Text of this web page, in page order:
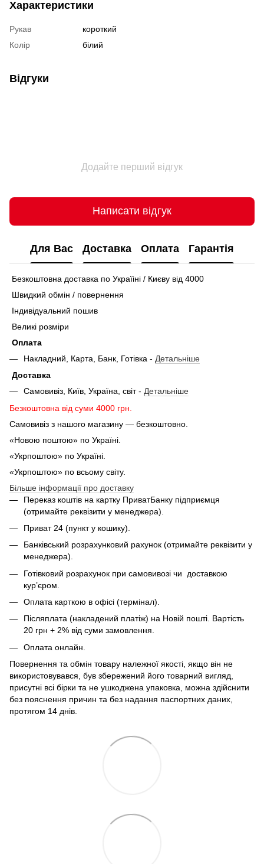
Характеристики
Рукав
короткий
Колір
білий
Відгуки
Додайте перший відгук
Написати відгук
Для Вас Доставка Оплата Гарантія
Безкоштовна доставка по Україіні / Києву від 4000
Швидкий обмін / повернення
Індивідуальний пошив
Великі розміри
Оплата
Накладний, Карта, Банк, Готівка - Детальніше
Доставка
Самовивіз, Київ, Україна, світ - Детальніше
Безкоштовна від суми 4000 грн.
Самовивіз з нашого магазину — безкоштовно.
«Новою поштою» по Україні.
«Укрпоштою» по Україні.
«Укрпоштою» по всьому світу.
Більше інформації про доставку
Переказ коштів на картку ПриватБанку підприємця
(отримайте реквізити у менеджера).
Приват 24 (пункт у кошику).
Банківський розрахунковий рахунок (отримайте реквізити у
менеджера).
Готівковий розрахунок при самовивозі чи доставкою
кур’єром.
Оплата карткою в офісі (термінал).
Післяплата (накладений платіж) на Новій пошті. Вартість
20 грн + 2% від суми замовлення.
Оплата онлайн.
Повернення та обмін товару належної якості, якщо він не
використовувався, був збережений його товарний вигляд,
присутні всі бірки та не ушкоджена упаковка, можна здійснити
без пояснення причин та без надання паспортних даних,
протягом 14 днів.